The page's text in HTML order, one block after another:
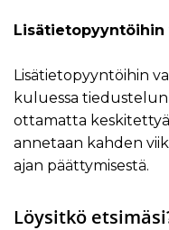
Lisätietopyyntöihin
Lisätietopyyntöihin
kuluessa
ottamatta
annetaan kahden
ajan päättymisestä.
Löysitkö